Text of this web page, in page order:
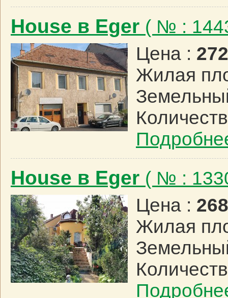
House в Eger ( № :
Цена :
Жилая
House в Eger ( № :
Цена :
Жилая